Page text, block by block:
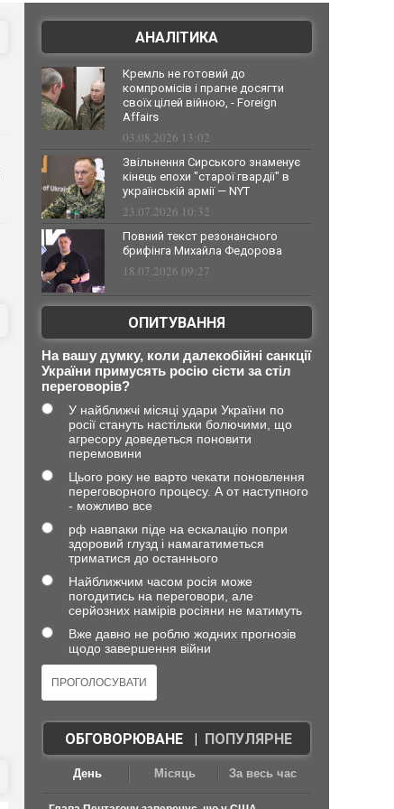
АНАЛІТИКА
Кремль не готовий до
компромісів і прагне досягти
своїх цілей війною, - Foreign
Affairs
03.08.2026 13:02
Звільнення Сирського знаменує
кінець епохи "старої гвардії" в
українській армії — NYT
23.07.2026 10:32
Повний текст резонансного
брифінга Михайла Федорова
18.07.2026 09:27
ОПИТУВАННЯ
На вашу думку, коли далекобійні санкції
України примусять росію сісти за стіл
переговорів?
У найближчі місяці удари України по
росії стануть настільки болючими, що
агресору доведеться поновити
перемовини
Цього року не варто чекати поновлення
переговорного процесу. А от наступного
- можливо все
рф навпаки піде на ескалацію попри
здоровий глузд і намагатиметься
триматися до останнього
Найближчим часом росія може
погодитись на переговори, але
серйозних намірів росіяни не матимуть
Вже давно не роблю жодних прогнозів
щодо завершення війни
ОБГОВОРЮВАНЕ| ПОПУЛЯРНЕ
День Місяць За весь час